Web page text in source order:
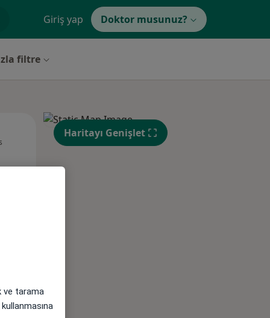
Giriş yap Doktor musunuz?
filtre
10 Ağustos
Sal,
11 Ağustos
Çar,
12 Ağustos
10 Ağustos
Haritayı Genişlet
ve tarama